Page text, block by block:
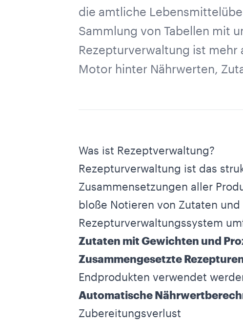
die amtliche
Sammlung von Tabellen mit
Rezepturverwaltung ist mehr
Motor hinter Nährwerten,
Was ist Rezeptverwaltung?
Rezepturverwaltung ist das
Zusammensetzungen aller
bloße Notieren von Zutaten
Rezepturverwaltungssystem
Zutaten mit Gewichten und
Zusammengesetzte
Endprodukten verwendet
Automatische
Zubereitungsverlust